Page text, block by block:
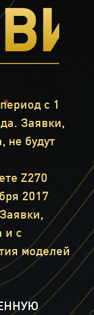
с 1
Заявки,
не будут
Z270
2017
и с
моделей